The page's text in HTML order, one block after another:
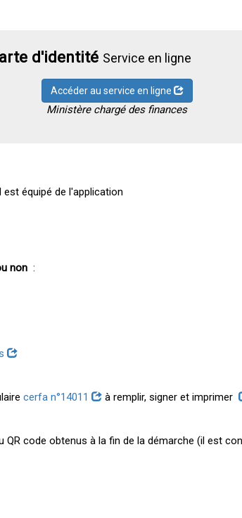
d'identité Service en ligne
Accéder au service en ligne
Ministère chargé des finances
équipé de l'application
non :
cerfa n°14011
à remplir, signer et imprimer
code obtenus à la fin de la démarche (il est